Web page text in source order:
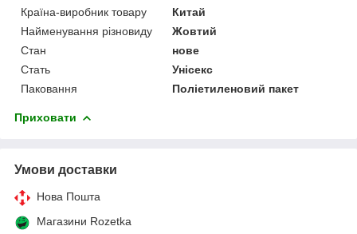
Країна-виробник товару
Китай
Найменування різновиду
Жовтий
Стан
нове
Стать
Унісекс
Паковання
Поліетиленовий пакет
Приховати
Умови доставки
Нова Пошта
Магазини Rozetka